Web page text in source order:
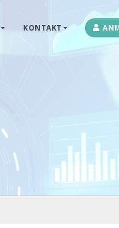
KONTAKT